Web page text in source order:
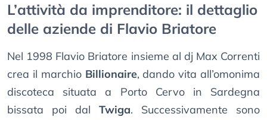
L’attività da imprenditore: il dettaglio
delle aziende di Flavio Briatore
Nel 1998 Flavio Briatore insieme al dj Max Correnti
crea il marchio Billionaire, dando vita all’omonima
discoteca situata a Porto Cervo in Sardegna
bissata poi dal Twiga. Successivamente sono